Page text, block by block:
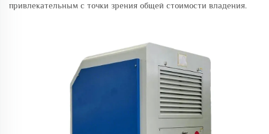
привлекательным с точки зрения общей стоимости владения.